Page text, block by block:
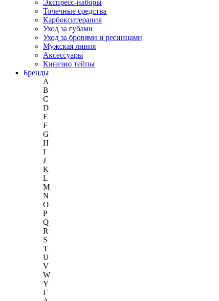
Экспресс-наборы
Точечные средства
Карбокситерапия
Уход за губами
Уход за бровями и ресницами
Мужская линия
Аксессуары
Кинезио тейпы
Бренды
A
B
C
D
E
F
G
H
I
J
K
L
M
N
O
P
Q
R
S
T
U
V
W
Y
Г